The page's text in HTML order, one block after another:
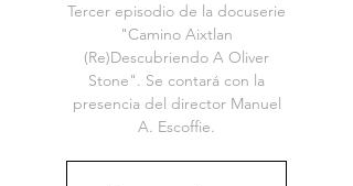
Tercer episodio de la docuserie
"Camino Aixtlan
(Re)Descubriendo A Oliver
Stone". Se contará con la
presencia del director Manuel
A. Escoffie.